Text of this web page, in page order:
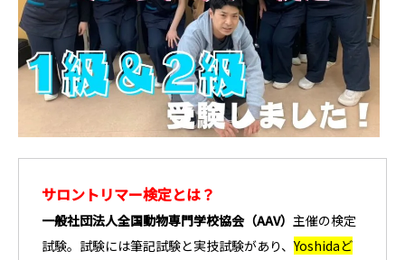
サロントリマー検定とは？
一般社団法人全国動物専門学校協会（AAV） 主催の検定
試験。試験には筆記試験と実技試験があり、Yoshidaど